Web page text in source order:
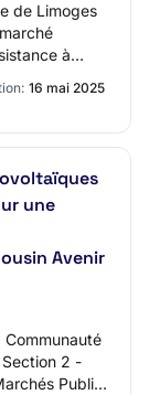
de Limoges
à
16 mai 2025
une
Avenir
Communauté
Section 2 -
Publics